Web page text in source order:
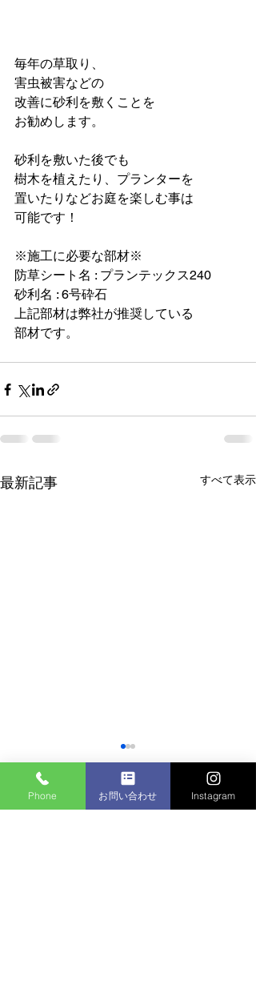
毎年の草取り、
害虫被害などの
改善に砂利を敷くことを
お勧めします。
砂利を敷いた後でも
樹木を植えたり、プランターを
置いたりなどお庭を楽しむ事は
可能です！
※施工に必要な部材※
防草シート名 : プランテックス240
砂利名 : 6号砕石
上記部材は弊社が推奨している
部材です。
最新記事 すべて表示
コメント
Phone お問い合わせ Instagram